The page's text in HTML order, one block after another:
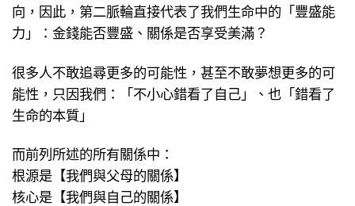
向，因此，第二脈輪直接代表了我們生命中的「豐盛能
力」：金錢能否豐盛、關係是否享受美滿？
很多人不敢追尋更多的可能性，甚至不敢夢想更多的可
能性，只因我們：「不小心錯看了自己」、也「錯看了
生命的本質」
而前列所述的所有關係中：
根源是【我們與父母的關係】
核心是【我們與自己的關係】